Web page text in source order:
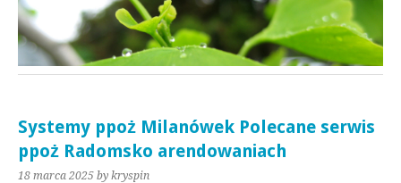
Systemy ppoż Milanówek Polecane serwis
ppoż Radomsko arendowaniach
18 marca 2025 by kryspin